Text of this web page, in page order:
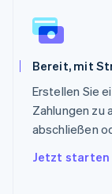
Bereit, mit
Erstellen Sie
Zahlungen zu
abschließen
Jetzt starten
Schweden
Svenska
Deutsch
Singapur
English简体
Slowakei
English
Slowenien